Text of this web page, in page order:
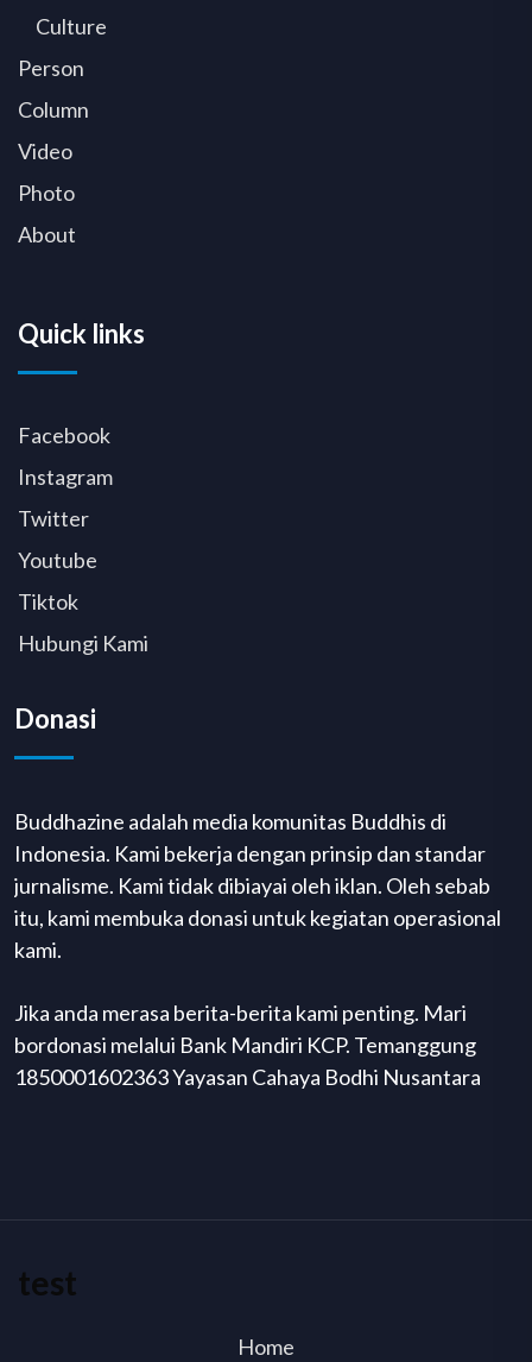
Culture
Person
Column
Video
Photo
About
Quick links
Facebook
Instagram
Twitter
Youtube
Tiktok
Hubungi Kami
Donasi
Buddhazine adalah media komunitas Buddhis di
Indonesia. Kami bekerja dengan prinsip dan standar
jurnalisme. Kami tidak dibiayai oleh iklan. Oleh sebab
itu, kami membuka donasi untuk kegiatan operasional
kami.
Jika anda merasa berita-berita kami penting. Mari
bordonasi melalui Bank Mandiri KCP. Temanggung
1850001602363 Yayasan Cahaya Bodhi Nusantara
test
Home